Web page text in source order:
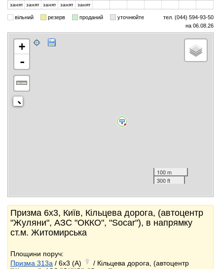
занят занят занят занят занят
вільний резерв проданий уточнюйте
тел. (044) 594-93-50
на 06.08.26
+
-
100 m
300 ft
Призма 6x3, Київ, Кільцева дорога, (автоцентр
"Жуляни", АЗС "ОККО", "Socar"), в напрямку
ст.м. Житомирська
Площини поруч:
Призма 313a / 6x3 (A)
/ Кільцева дорога, (автоцентр